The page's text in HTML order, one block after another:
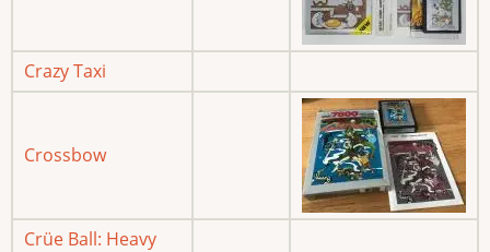
Crazy Taxi
Crossbow
Crüe Ball: Heavy